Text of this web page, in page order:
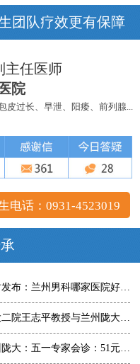
团队疗效更有保障
主任医师
院
皮过长、早泄、阳痿、前列腺...
电话：0931-4523019
兰州男科哪家医院好-总榜发布--兰州陇大医院怎么样?
志平教授与兰州陇大男科医院专家共话男科规范、创新诊疗，
：五一专家会诊：51元泌尿男科惠民普查